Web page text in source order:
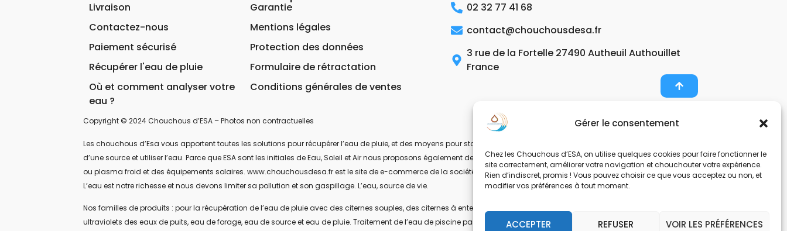
Gérer le consentement
Chez les Chouchous d’ESA, on utilise quelques cookies pour faire fonctionner le
site correctement, améliorer votre navigation et chouchouter votre expérience.
Rien d’indiscret, promis ! Vous pouvez choisir ce que vous acceptez ou non, et
modifier vos préférences à tout moment.
ACCEPTER REFUSER VOIR LES PRÉFÉRENCES
Livraison
Contactez-nous
Paiement sécurisé
Récupérer l'eau de pluie
Où et comment analyser votre
eau ?
Garantie
Mentions légales
Protection des données
Formulaire de rétractation
Conditions générales de ventes
02 32 77 41 68
contact@chouchousdesa.fr
3 rue de la Fortelle 27490 Autheuil Authouillet
France
Copyright © 2024 Chouchous d’ESA – Photos non contractuelles
Les chouchous d’Esa vous apportent toutes les solutions pour récupérer l’eau de pluie, et des moyens pour stocker, filtrer, traiter et potabiliser l’eau d’un forage, d’un puits ou
d’une source et utiliser l’eau. Parce que ESA sont les initiales de Eau, Soleil et Air nous proposons également des équipements pour décontaminer de l’air par photocatalyse
ou plasma froid et des équipements solaires. www.chouchousdesa.fr est le site de e-commerce de la société ESA Evolutions, une entreprise Normande au service de l’eau.
L’eau est notre richesse et nous devons limiter sa pollution et son gaspillage. L’eau, source de vie.
Nos familles de produits : pour la récupération de l’eau de pluie avec des citernes souples, des citernes à enterrer, ou des citernes hors sol. Filtration et potabilisation par
ultraviolets des eaux de puits, eau de forage, eau de source et eau de pluie. Traitement de l’eau de piscine par UV-C. Les pompes et gestionnaire d’eau. Anticalcaire, clarifier